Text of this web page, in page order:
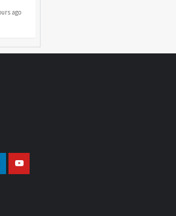
ago